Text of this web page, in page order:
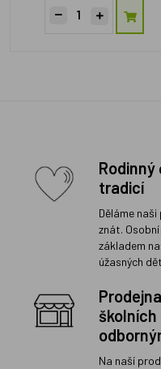
tradicí
Děláme
znát.
základem
úžasných
školních
Na naší